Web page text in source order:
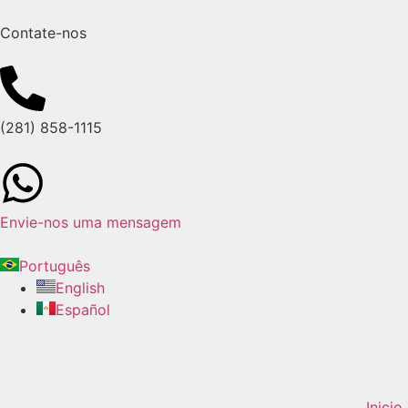
Contate-nos
(281) 858-1115
Envie-nos uma mensagem
Português
English
Español